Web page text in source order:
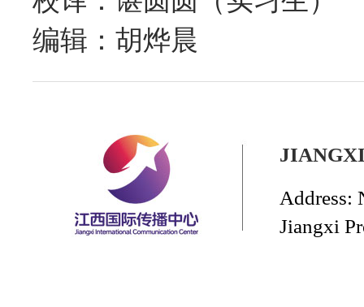
编辑：胡烨晨
Address:
Jiangxi